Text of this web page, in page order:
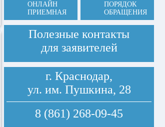
ОНЛАЙН
ПРИЕМНАЯ
ПОРЯДОК
ОБРАЩЕНИЯ
Полезные контакты
для заявителей
г. Краснодар,
ул. им. Пушкина, 28
8 (861) 268-09-45